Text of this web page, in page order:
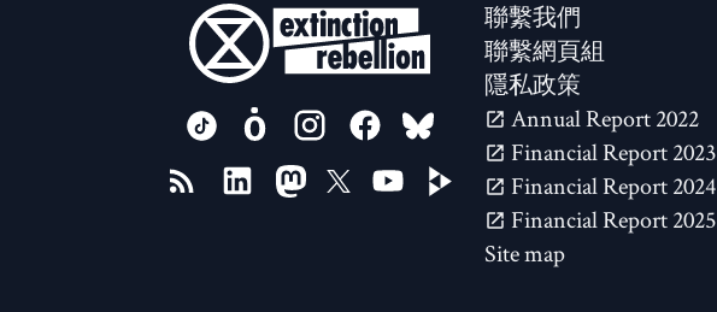
聯繫我們
聯繫網頁組
隱私政策
2022 Annual Report
2023 Financial Report
2024 Financial Report
2025 Financial Report
Site map
FOLLOW US ON